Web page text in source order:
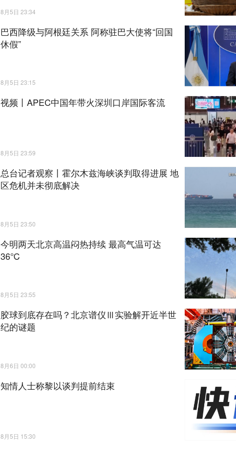
8月5日 23:34
巴西降级与阿根廷关系 阿称驻巴大使将“回国
休假”
8月5日 23:15
视频丨APEC中国年带火深圳口岸国际客流
8月5日 23:59
总台记者观察丨霍尔木兹海峡谈判取得进展 地
区危机并未彻底解决
8月5日 23:50
今明两天北京高温闷热持续 最高气温可达
36℃
8月5日 23:55
胶球到底存在吗？北京谱仪Ⅲ实验解开近半世
纪的谜题
8月6日 00:00
知情人士称黎以谈判提前结束
8月5日 15:30